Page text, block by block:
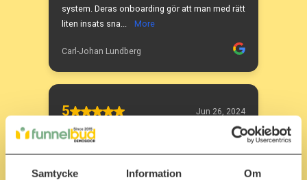
Samtycke Information Om